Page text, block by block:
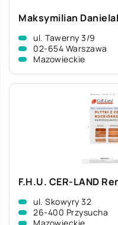
Maksymilian
ul. Tawerny 3/9
02-654 Warszawa
Mazowieckie
F.H.U. CER-LAND
ul. Skowyry 32
26-400 Przysucha